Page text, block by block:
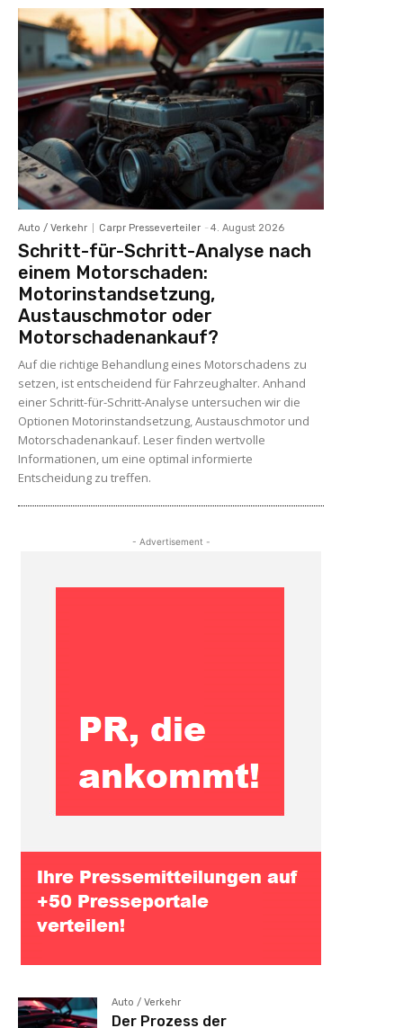
Auto / Verkehr Carpr Presseverteiler - 4. August 2026
Schritt-für-Schritt-Analyse nach
einem Motorschaden:
Motorinstandsetzung,
Austauschmotor oder
Motorschadenankauf?
Auf die richtige Behandlung eines Motorschadens zu
setzen, ist entscheidend für Fahrzeughalter. Anhand
einer Schritt-für-Schritt-Analyse untersuchen wir die
Optionen Motorinstandsetzung, Austauschmotor und
Motorschadenankauf. Leser finden wertvolle
Informationen, um eine optimal informierte
Entscheidung zu treffen.
- Advertisement -
Auto / Verkehr
Der Prozess der